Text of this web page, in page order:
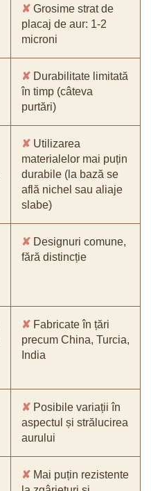
✘ Grosime strat de
placaj de aur: 1-2
microni
✘ Durabilitate limitată
în timp (câteva
purtări)
✘ Utilizarea
materialelor mai puțin
durabile (la bază se
află nichel sau aliaje
slabe)
✘ Designuri comune,
fără distincție
✘ Fabricate în țări
precum China, Turcia,
India
✘ Posibile variații în
aspectul și strălucirea
aurului
✘ Mai puțin rezistente